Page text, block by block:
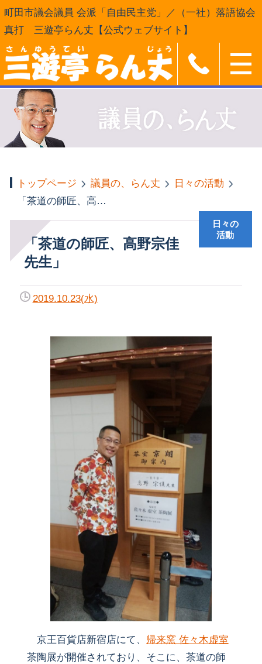
町田市議会議員 会派「自由民主党」／（一社）落語協会
真打 三遊亭らん丈【公式ウェブサイト】
トップページ 議員の、らん丈
日々の活動
「茶道の師匠、高野宗佳先生」
「茶道の師匠、高野宗佳
先生」
日々の
活動
2019.10.23(水)
京王百貨店新宿店にて、 帰来窯 佐々木虚室
茶陶展が開催されており、そこに、茶道の師